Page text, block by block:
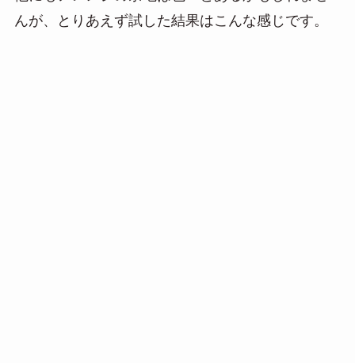
んが、とりあえず試した結果はこんな感じです。